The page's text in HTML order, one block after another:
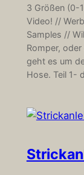
3 Größen (0-
Video! //
Samples //
Romper,
geht es um
Hose. Teil 1-